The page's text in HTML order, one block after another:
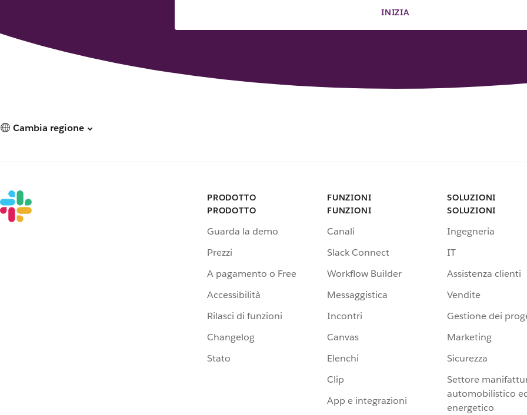
INIZIA
Cambia regione
PRODOTTO
PRODOTTO
Guarda la demo
Prezzi
A pagamento o Free
Accessibilità
Rilasci di funzioni
Changelog
Stato
FUNZIONI
FUNZIONI
Canali
Slack Connect
Workflow Builder
Messaggistica
Incontri
Canvas
Elenchi
Clip
App e integrazioni
SOLUZIONI
SOLUZIONI
Ingegneria
IT
Assistenza clienti
Vendite
Gestione dei
Marketing
Sicurezza
Settore
automobilistico
energetico